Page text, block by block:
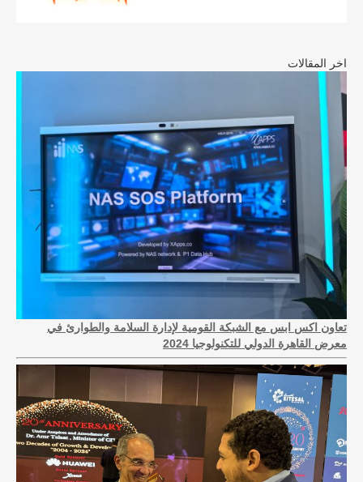
اخر المقالات
تعاون اكس ابس مع الشبكة القومية لإدارة السلامة والطوارئ في
معرض القاهرة الدولي للتكنولوجيا 2024